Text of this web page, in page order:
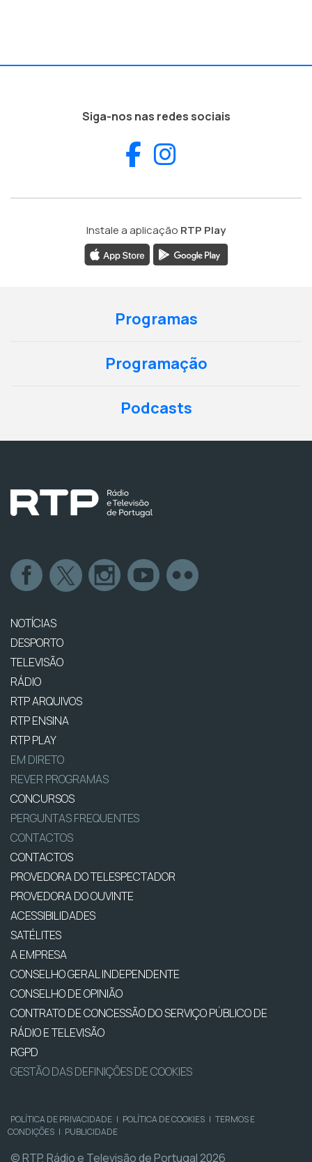
Siga-nos nas redes sociais
Facebook
Instale a aplicação RTP Play
Programas
Programação
Podcasts
NOTÍCIAS
DESPORTO
TELEVISÃO
RÁDIO
RTP ARQUIVOS
RTP ENSINA
RTP PLAY
EM DIRETO
REVER PROGRAMAS
CONCURSOS
PERGUNTAS FREQUENTES
CONTACTOS
CONTACTOS
PROVEDORA DO TELESPECTADOR
PROVEDORA DO OUVINTE
ACESSIBILIDADES
SATÉLITES
A EMPRESA
CONSELHO GERAL INDEPENDENTE
CONSELHO DE OPINIÃO
CONTRATO DE CONCESSÃO DO SERVIÇO PÚBLICO DE
RÁDIO E TELEVISÃO
RGPD
GESTÃO DAS DEFINIÇÕES DE COOKIES
POLÍTICA DE PRIVACIDADE | POLÍTICA DE COOKIES | TERMOS E
CONDIÇÕES | PUBLICIDADE
© RTP, Rádio e Televisão de Portugal 2026